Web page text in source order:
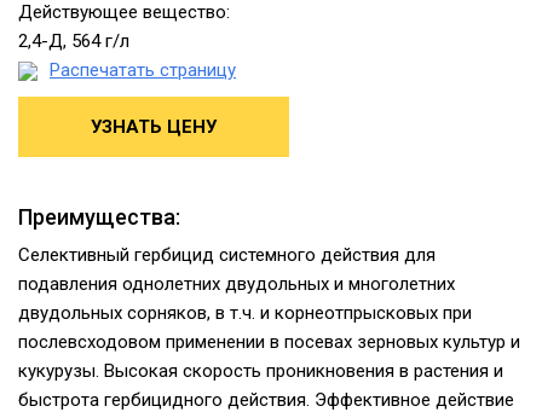
Действующее вещество:
2,4-Д, 564 г/л
Распечатать страницу
УЗНАТЬ ЦЕНУ
Преимущества:
Селективный гербицид системного действия для
подавления однолетних двудольных и многолетних
двудольных сорняков, в т.ч. и корнеотпрысковых при
послевсходовом применении в посевах зерновых культур и
кукурузы. Высокая скорость проникновения в растения и
быстрота гербицидного действия. Эффективное действие